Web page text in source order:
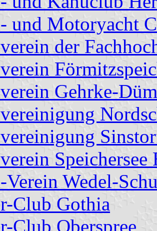
und Motoryacht
der
Gehrke-
Speichersee
Verein Wedel-
Club Gothia
Club Oberspree